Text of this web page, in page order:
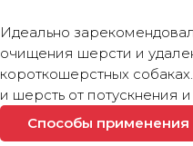
Идеально
очищения шерсти и
короткошерстных
и шерсть от потускнения
Способы применения